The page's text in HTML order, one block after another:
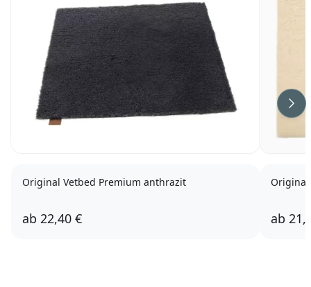
Original Vetbed Premium anthrazit
ab 22,40 €
Original
ab